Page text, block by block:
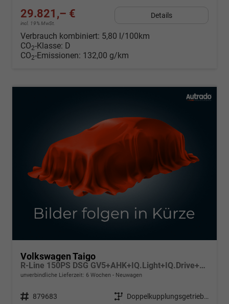
29.821,– €
incl. 19% MwSt.
Details
Verbrauch kombiniert: 5,80 l/100km
CO2-Klasse: D
CO2-Emissionen: 132,00 g/km
Volkswagen Taigo
R-Line 150PS DSG GV5+AHK+IQ.Light+IQ.Drive+ACC+Kamera+Black+Kessy+Sitzheiz
unverbindliche Lieferzeit: 6 Wochen Neuwagen
Fahrzeugnr. 879683 Getriebe
Doppelkupplungsgetriebe (DSG)